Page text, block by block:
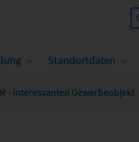
Standortdaten
- interessanten Gewerbeobjekt